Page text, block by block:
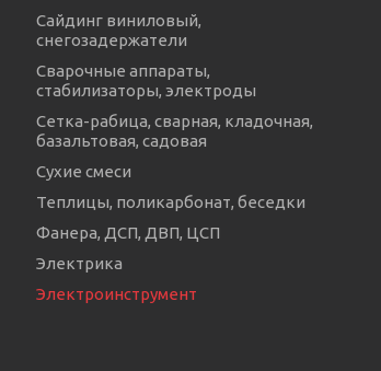
Сайдинг виниловый,
снегозадержатели
Сварочные аппараты,
стабилизаторы, электроды
Сетка-рабица, сварная, кладочная,
базальтовая, садовая
Сухие смеси
Теплицы, поликарбонат, беседки
Фанера, ДСП, ДВП, ЦСП
Электрика
Электроинструмент